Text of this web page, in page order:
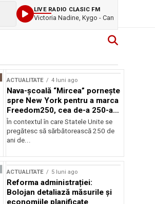
LIVE RADIO CLASIC FM
Victoria Nadine, Kygo - Can
ACTUALITATE 4 luni ago
Nava-școală “Mircea” pornește
spre New York pentru a marca
Freedom250, cea de-a 250-a
aniversare a Statelor Unite
În contextul în care Statele Unite se
pregătesc să sărbătorească 250 de
ani de...
ACTUALITATE 5 luni ago
Reforma administrației:
Bolojan detaliază măsurile și
economiile planificate